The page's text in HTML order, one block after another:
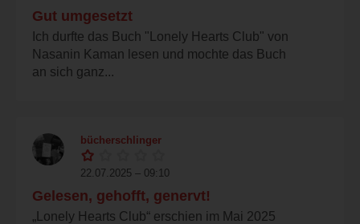
Gut umgesetzt
Ich durfte das Buch "Lonely Hearts Club" von
Nasanin Kaman lesen und mochte das Buch
an sich ganz...
bücherschlinger
22.07.2025 – 09:10
Gelesen, gehofft, genervt!
„Lonely Hearts Club“ erschien im Mai 2025